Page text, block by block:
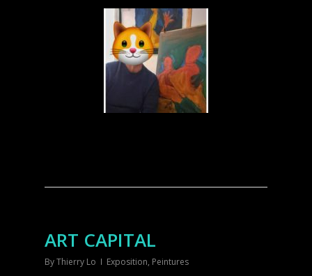
ART CAPITAL
ByThierry Lo Exposition, Peintures